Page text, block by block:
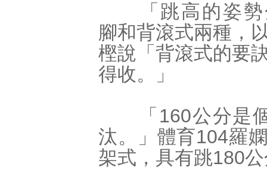
「跳高的姿勢
腳和背滾式兩種，
樫說「背滾式的要
得收。」
「160公分是個
汰。」體育104羅
架式，具有跳180